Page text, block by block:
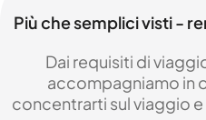
Più che semplici visti -
Dai requisiti di
accompagniamo in
concentrarti sul viaggio